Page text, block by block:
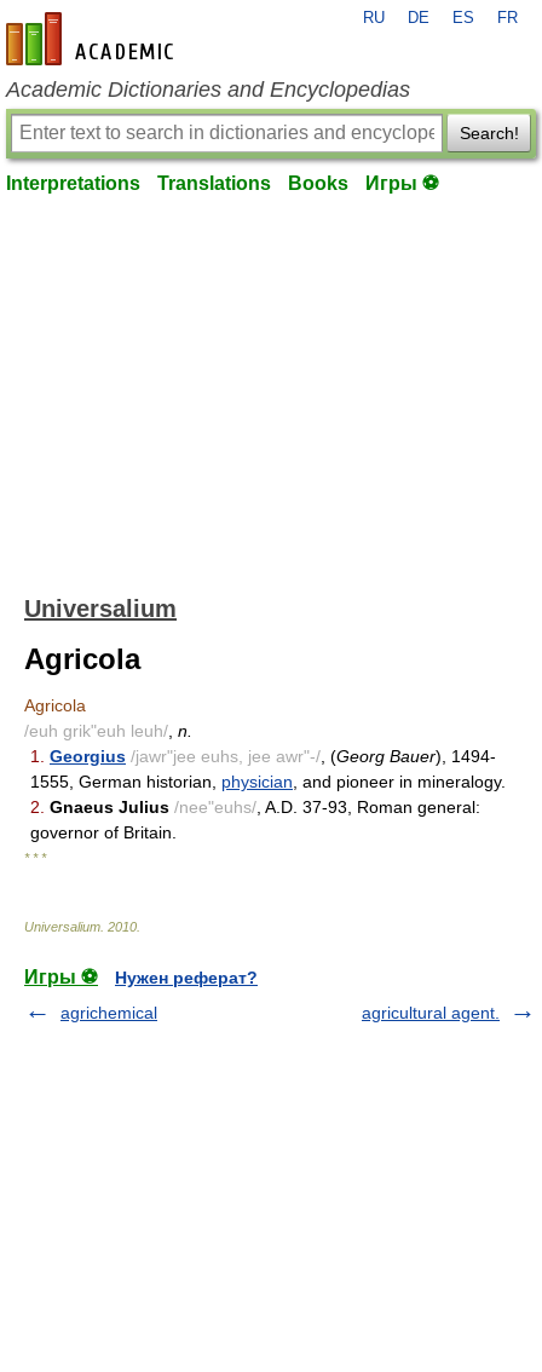
en-academic.com
RU DE ES FR
Academic Dictionaries and Encyclopedias
Search!
Interpretations Translations Books Игры ⚽
Universalium
Agricola
Agricola
/euh grik"euh leuh/ n.
1.
Georgius /jawr"jee euhs, jee awr"-/ , (Georg Bauer), 1494-
1555, German historian, physician , and pioneer in mineralogy.
2. Gnaeus Julius /nee"euhs/ , A.D. 37-93, Roman general:
governor of Britain.
* * *
Universalium 2010
Игры ⚽
Нужен реферат?
agrichemical
agricultural agent.